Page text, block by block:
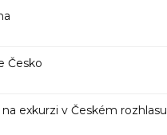
Česko
exkurzi v Českém rozhlasu